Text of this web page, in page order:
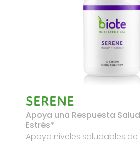
SERENE
Apoya una Respuesta
Estrés*
Apoya niveles saludables de